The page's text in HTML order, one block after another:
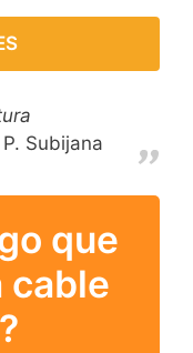
P. Subijana
que
cable